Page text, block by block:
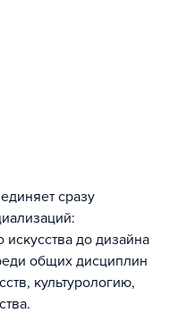
сразу
искусства до дизайна
общих дисциплин
культурологию,